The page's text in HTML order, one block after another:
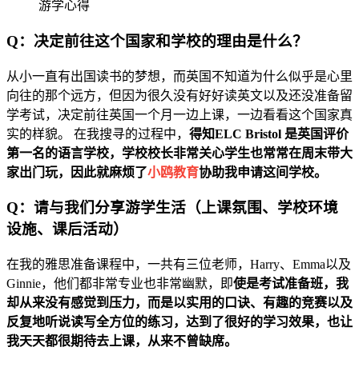
Q：决定前往这个国家和学校的理由是什么？
从小一直有出国读书的梦想，而英国不知道为什么似乎是心里
向往的那个远方，但因为很久没有好好读英文以及还没准备留
学考试，决定前往英国一个月一边上课，一边看看这个国家真
实的样貌。 在我搜寻的过程中， 得知ELC Bristol 是英国评价
第一名的语言学校，学校校长非常关心学生也常常在周末带大
家出门玩，因此就麻烦了小鸥教育协助我申请这间学校。
Q：请与我们分享游学生活（上课氛围、学校环境
设施、课后活动）
在我的雅思准备课程中，一共有三位老师，Harry、Emma以及
Ginnie，他们都非常专业也非常幽默，即使是考试准备班，我
却从来没有感觉到压力，而是以实用的口诀、有趣的竞赛以及
反复地听说读写全方位的练习，达到了很好的学习效果，也让
我天天都很期待去上课，从来不曾缺席。